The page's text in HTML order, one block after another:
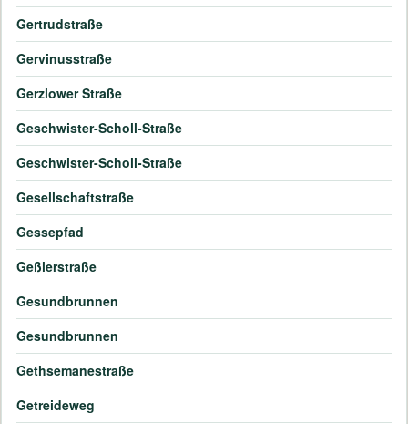
Gertrudstraße
Gervinusstraße
Gerzlower Straße
Geschwister-Scholl-Straße
Geschwister-Scholl-Straße
Gesellschaftstraße
Gessepfad
Geßlerstraße
Gesundbrunnen
Gesundbrunnen
Gethsemanestraße
Getreideweg